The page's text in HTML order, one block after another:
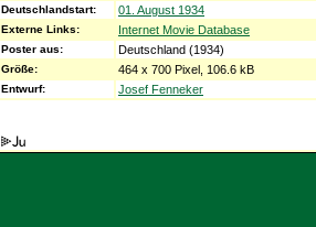
Deutschlandstart: 01. August 1934
Externe Links: Internet Movie Database
Poster aus: Deutschland (1934)
Größe: 464 x 700 Pixel, 106.6 kB
Entwurf: Josef Fenneker